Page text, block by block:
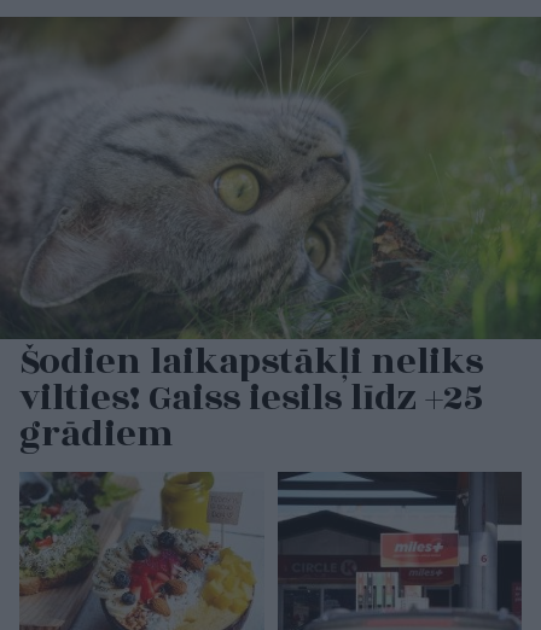
Šodien laikapstākļi neliks
vilties! Gaiss iesils līdz +25
grādiem